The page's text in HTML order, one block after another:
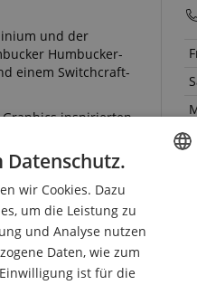
und der
Humbucker-
einem Switchcraft-
inspirierten
von
DUTCH
Datenschutz.
wir Cookies. Dazu
um die Leistung zu
und Analyse nutzen
Daten, wie zum
ist für die